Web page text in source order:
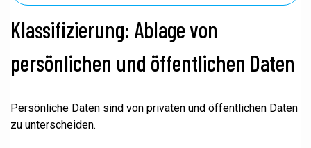
Klassifizierung: Ablage von
persönlichen und öffentlichen Daten
Persönliche Daten sind von privaten und öffentlichen Daten
zu unterscheiden.